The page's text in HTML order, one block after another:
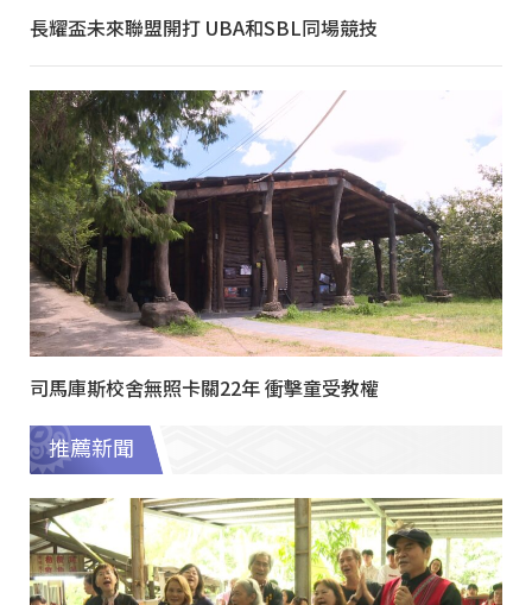
長耀盃未來聯盟開打 UBA和SBL同場競技
司馬庫斯校舍無照卡關22年 衝擊童受教權
推薦新聞